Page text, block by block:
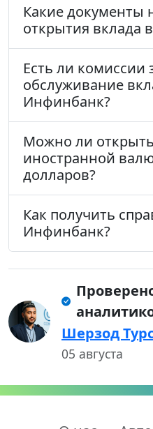
Какие документы
открытия вклада
Есть ли комиссии
обслуживание
Инфинбанк?
Можно ли
иностранной
долларов?
Как получить
Инфинбанк?
Шерзод
05 августа